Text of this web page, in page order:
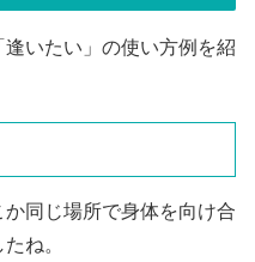
いたい」の使い方例を紹
同じ場所で身体を向け合
ね。